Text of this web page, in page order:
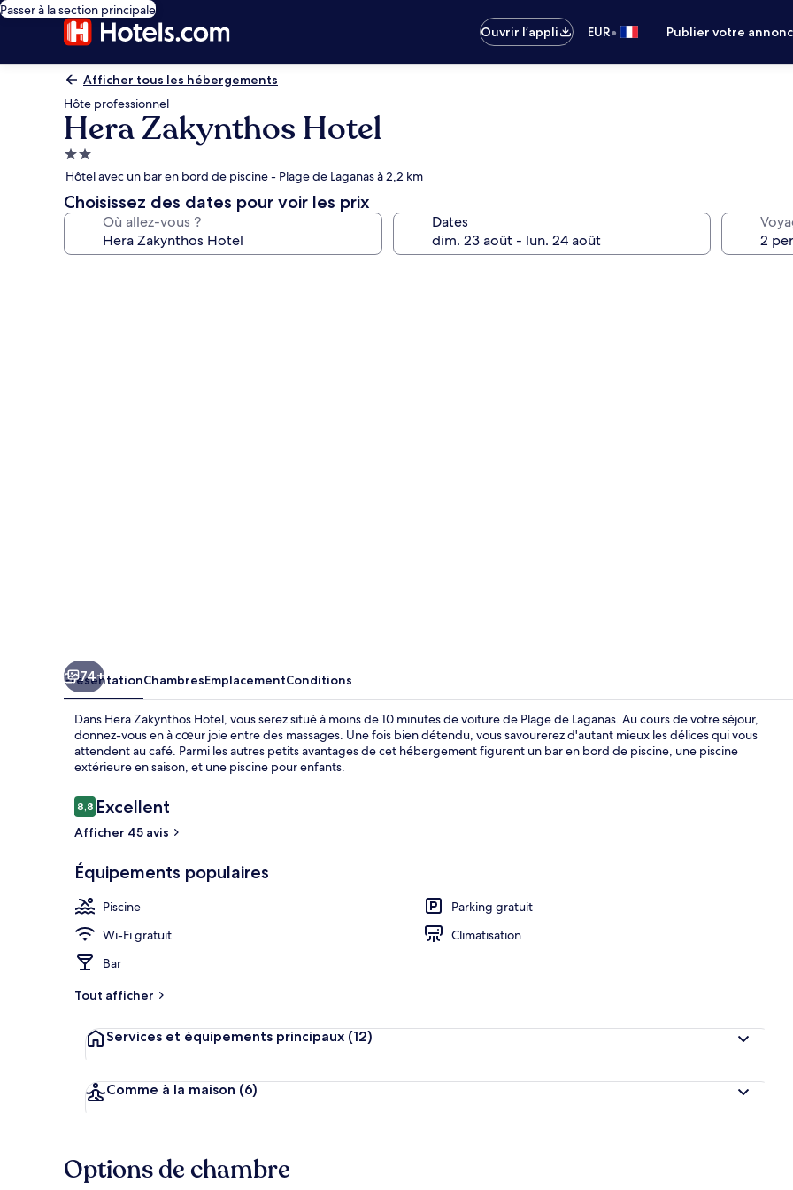
Passer à la section principale
Ouvrir l’appli
EUR• Publier votre
Afficher tous les hébergements
Hôte professionnel
Hera Zakynthos Hotel
Hébergement
2.0 étoiles
Hôtel avec un bar en bord de piscine - Plage de Laganas à 2,2 km
Choisissez des dates pour voir les prix
Où allez-vous ? Dates
74+
PrésentationChambresEmplacementConditions
Dans Hera Zakynthos Hotel, vous serez situé à moins de 10 minutes de voiture de Plage de Laganas. Au cours de votre séjour,
donnez-vous en à cœur joie entre des massages. Une fois bien détendu, vous savourerez d'autant mieux les délices qui vous
attendent au café. Parmi les autres petits avantages de cet hébergement figurent un bar en bord de piscine, une piscine
extérieure en saison, et une piscine pour enfants.
Avis
voyageurs
8,88,8 sur 10
Excellent
Afficher 45 avis
Équipements populaires
Piscine
Parking gratuit
Wi-Fi gratuit
Climatisation
Bar
Tout afficher
Services et équipements principaux (12)
Comme à la maison (6)
Options de chambre